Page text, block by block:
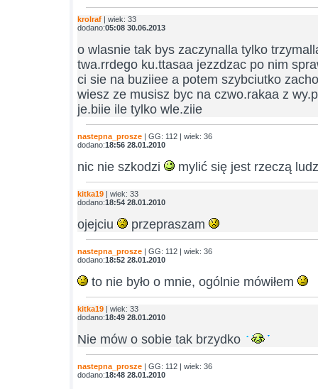
krolraf | wiek: 33
dodano:05:08 30.06.2013
o wlasnie tak bys zaczynalla tylko
twa.rrdego ku.ttasaa jezzdzac po nim
ci sie na buziiee a potem szybciutko
wiesz ze musisz byc na czwo.rakaa z
je.biie ile tylko wle.ziie
nastepna_prosze | GG: 112 | wiek: 36
dodano:18:56 28.01.2010
nic nie szkodzi mylić się jest rzeczą
kitka19 | wiek: 33
dodano:18:54 28.01.2010
ojejciu przepraszam
nastepna_prosze | GG: 112 | wiek: 36
dodano:18:52 28.01.2010
to nie było o mnie, ogólnie mówiłem
kitka19 | wiek: 33
dodano:18:49 28.01.2010
Nie mów o sobie tak brzydko
nastepna_prosze | GG: 112 | wiek: 36
dodano:18:48 28.01.2010